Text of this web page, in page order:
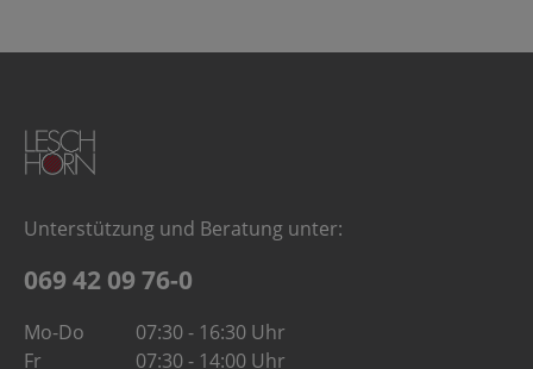
Unterstützung und Beratung unter:
069 42 09 76-0
Mo-Do
07:30 - 16:30 Uhr
Fr
07:30 - 14:00 Uhr